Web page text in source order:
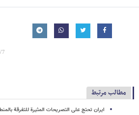
مطالب مرتبط
ایران تحتج على التصریحات المثیرة للتفرقة